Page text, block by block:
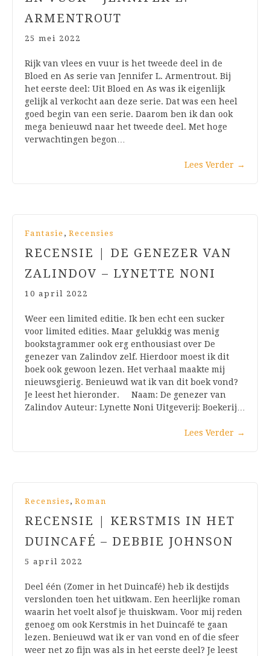
ARMENTROUT
25 mei 2022
Rijk van vlees en vuur is het tweede deel in de
Bloed en As serie van Jennifer L. Armentrout. Bij
het eerste deel: Uit Bloed en As was ik eigenlijk
gelijk al verkocht aan deze serie. Dat was een heel
goed begin van een serie. Daarom ben ik dan ook
mega benieuwd naar het tweede deel. Met hoge
verwachtingen begon…
Lees Verder →
Fantasie , Recensies
RECENSIE | DE GENEZER VAN
ZALINDOV – LYNETTE NONI
10 april 2022
Weer een limited editie. Ik ben echt een sucker
voor limited edities. Maar gelukkig was menig
bookstagrammer ook erg enthousiast over De
genezer van Zalindov zelf. Hierdoor moest ik dit
boek ook gewoon lezen. Het verhaal maakte mij
nieuwsgierig. Benieuwd wat ik van dit boek vond?
Je leest het hieronder. Naam: De genezer van
Zalindov Auteur: Lynette Noni Uitgeverij: Boekerij…
Lees Verder →
Recensies , Roman
RECENSIE | KERSTMIS IN HET
DUINCAFÉ – DEBBIE JOHNSON
5 april 2022
Deel één (Zomer in het Duincafé) heb ik destijds
verslonden toen het uitkwam. Een heerlijke roman
waarin het voelt alsof je thuiskwam. Voor mij reden
genoeg om ook Kerstmis in het Duincafé te gaan
lezen. Benieuwd wat ik er van vond en of die sfeer
weer net zo fijn was als in het eerste deel? Je leest